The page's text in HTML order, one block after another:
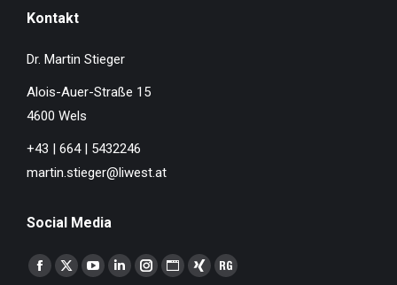
Kontakt
Dr. Martin Stieger
Alois-Auer-Straße 15
4600 Wels
+43 | 664 | 5432246
martin.stieger@liwest.at
Social Media
Finden Sie uns auf:
Facebook
X
YouTubeLinkedinInstagram
Website
XINGResearchGate